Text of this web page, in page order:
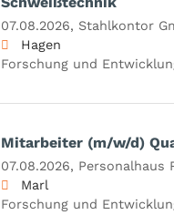
07.08.2026, Stahlkontor
Hagen
Forschung und
Mitarbeiter (m/w/d)
07.08.2026, Personalhaus
Marl
Forschung und